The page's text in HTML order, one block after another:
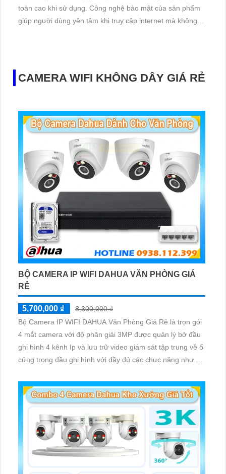
toàn cao khi sử dụng. Công nghệ bảo mật của sản phẩm
giúp người dùng yên tâm khi truy cập internet mà không lo
CAMERA WIFI KHÔNG DÂY GIÁ RẺ
BỘ CAMERA IP WIFI DAHUA VĂN PHÒNG GIÁ
RẺ
5,700,000 ₫
8,300,000 ₫
Bộ Camera IP WIFI DAHUA Văn Phòng Giá Rẻ là trọn gói
4 mắt camera với độ phân giải 3MP được quản lý bở đầu
ghi hình 4 kênh Ip và lưu trữ video giám sát tập trung về ổ
cứng trong đầu ghi hình với đầy đủ các chưc năng như AI
giám sát có màu vào ban đêm